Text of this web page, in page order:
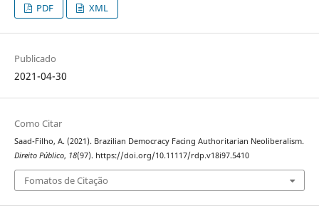
PDF XML
Publicado
2021-04-30
Como Citar
Saad-Filho, A. (2021). Brazilian Democracy Facing Authoritarian Neoliberalism.
Direito Público, 18(97). https://doi.org/10.11117/rdp.v18i97.5410
Fomatos de Citação